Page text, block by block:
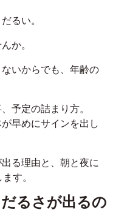
るい。
か。
いからでも、年齢の
予定の詰まり方。
早めにサインを出し
る理由と、朝と夜に
す。
るさが出るの